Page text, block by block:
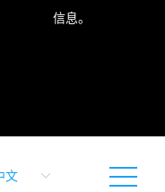
信息。